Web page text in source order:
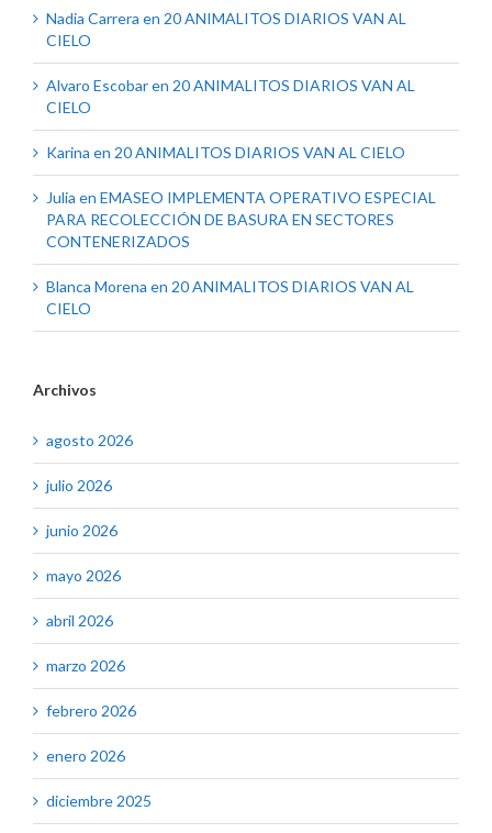
Nadia Carrera en 20 ANIMALITOS DIARIOS VAN AL
CIELO
Alvaro Escobaren 20 ANIMALITOS DIARIOS VAN AL
CIELO
Karina en 20 ANIMALITOS DIARIOS VAN AL CIELO
Julia en EMASEO IMPLEMENTA OPERATIVO ESPECIAL
PARA RECOLECCIÓN DE BASURA EN SECTORES
CONTENERIZADOS
Blanca Morena en 20 ANIMALITOS DIARIOS VAN AL
CIELO
Archivos
agosto 2026
julio 2026
junio 2026
mayo 2026
abril 2026
marzo 2026
febrero 2026
enero 2026
diciembre 2025